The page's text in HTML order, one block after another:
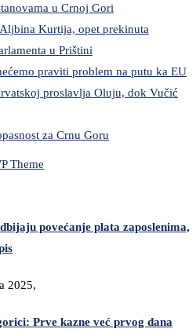
u Crnoj Gori
Kurtija, opet prekinuta
u Prištini
praviti problem na putu ka EU
proslavlja Oluju, dok Vučić
za Crnu Goru
povećanje plata zaposlenima,
2025,
Prve kazne već prvog dana